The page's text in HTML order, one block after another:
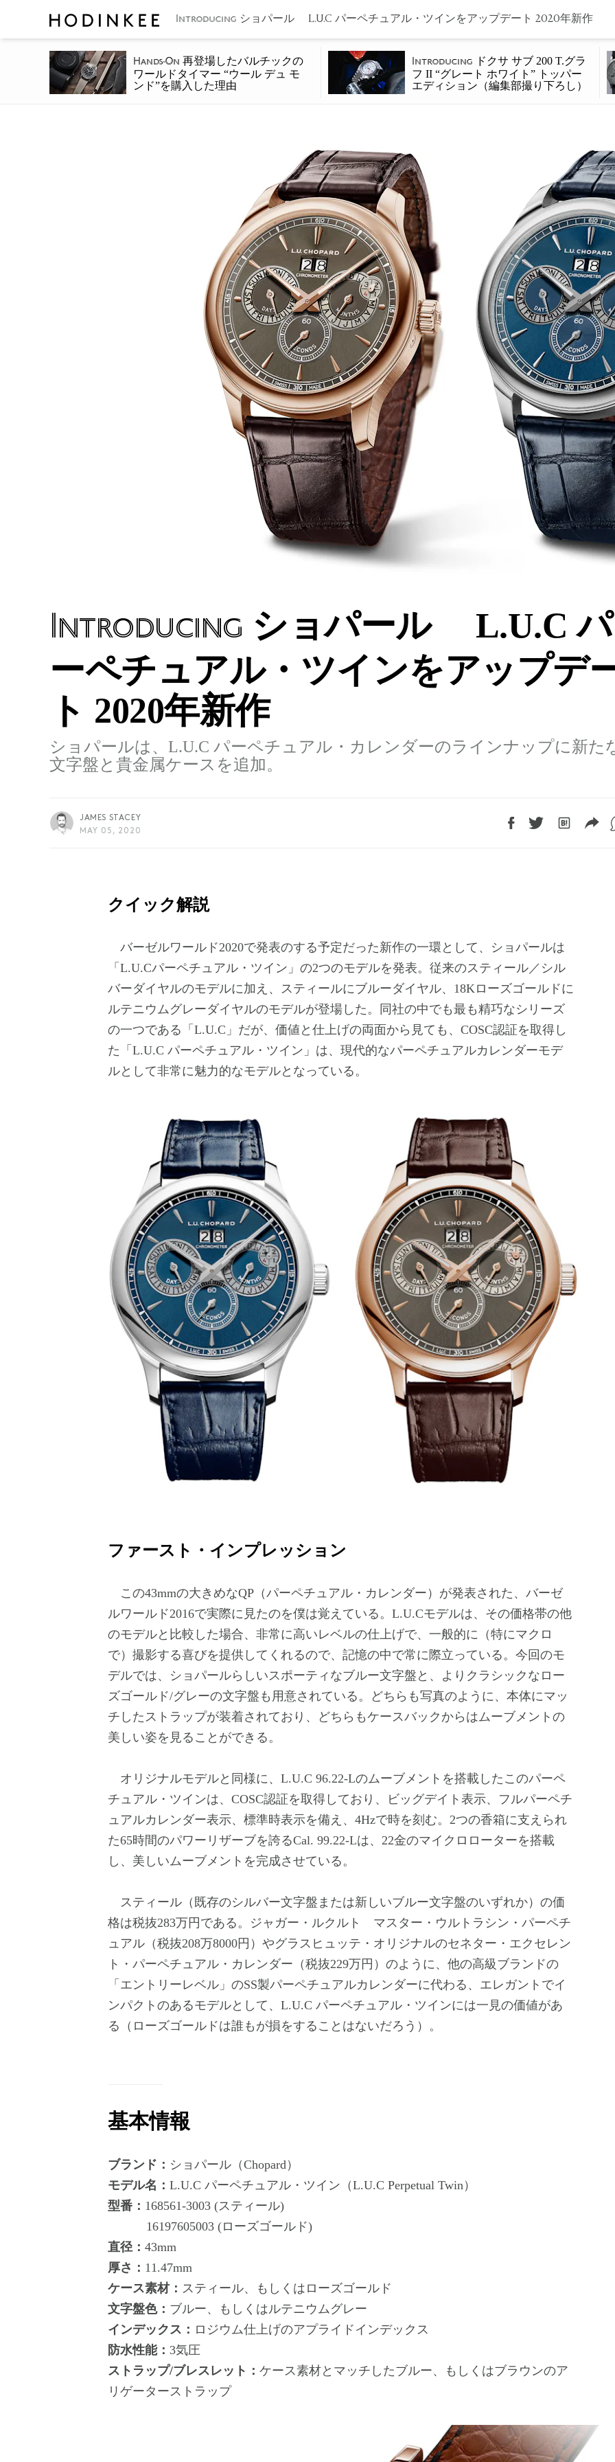
Introducing ショパール L.U.C パーペチュアル・ツインをアップデート 2020年新作
Hands-On 再登場したバルチックの
ワールドタイマー “ウール デュ モ
ンド”を購入した理由
Introducing
ドクサ サブ 200 T.グラ
フ II “グレート ホワイト” トッパー
エディション（編集部撮り下ろし）
Introducing ショパール L.U.C パ
ーペチュアル・ツインをアップデ
ト 2020年新作
ショパールは、L.U.C パーペチュアル・カレンダーのラインナップに新た
文字盤と貴金属ケースを追加。
JAMES STACEY
MAY 05, 2020
クイック解説
バーゼルワールド2020で発表のする予定だった新作の一環として、ショパールは
「L.U.Cパーペチュアル・ツイン」の2つのモデルを発表。従来のスティール／シル
バーダイヤルのモデルに加え、スティールにブルーダイヤル、18Kローズゴールドに
ルテニウムグレーダイヤルのモデルが登場した。同社の中でも最も精巧なシリーズ
の一つである「L.U.C」だが、価値と仕上げの両面から見ても、COSC認証を取得し
た「L.U.C パーペチュアル・ツイン」は、現代的なパーペチュアルカレンダーモデ
ルとして非常に魅力的なモデルとなっている。
ファースト・インプレッション
この43mmの大きめなQP（パーペチュアル・カレンダー）が発表された、バーゼ
ルワールド2016で実際に見たのを僕は覚えている。L.U.Cモデルは、その価格帯の他
のモデルと比較した場合、非常に高いレベルの仕上げで、一般的に（特にマクロ
で）撮影する喜びを提供してくれるので、記憶の中で常に際立っている。今回のモ
デルでは、ショパールらしいスポーティなブルー文字盤と、よりクラシックなロー
ズゴールド/グレーの文字盤も用意されている。どちらも写真のように、本体にマッ
チしたストラップが装着されており、どちらもケースバックからはムーブメントの
美しい姿を見ることができる。
オリジナルモデルと同様に、L.U.C 96.22-Lのムーブメントを搭載したこのパーペ
チュアル・ツインは、COSC認証を取得しており、ビッグデイト表示、フルパーペチ
ュアルカレンダー表示、標準時表示を備え、4Hzで時を刻む。2つの香箱に支えられ
た65時間のパワーリザーブを誇るCal. 99.22-Lは、22金のマイクロローターを搭載
し、美しいムーブメントを完成させている。
スティール（既存のシルバー文字盤または新しいブルー文字盤のいずれか）の価
格は税抜283万円である。ジャガー・ルクルト マスター・ウルトラシン・パーペチ
ュアル（税抜208万8000円）やグラスヒュッテ・オリジナルのセネター・エクセレン
ト・パーペチュアル・カレンダー（税抜229万円）のように、他の高級ブランドの
「エントリーレベル」のSS製パーペチュアルカレンダーに代わる、エレガントでイ
ンパクトのあるモデルとして、L.U.C パーペチュアル・ツインには一見の価値があ
る（ローズゴールドは誰もが損をすることはないだろう）。
基本情報
ブランド： ショパール（Chopard）
モデル名： L.U.C パーペチュアル・ツイン（L.U.C Perpetual Twin）
型番： 168561-3003 (スティール)
16197605003 (ローズゴールド)
直径： 43mm
厚さ： 11.47mm
ケース素材： スティール、もしくはローズゴールド
文字盤色： ブルー、もしくはルテニウムグレー
インデックス： ロジウム仕上げのアプライドインデックス
防水性能： 3気圧
ストラップ/ブレスレット： ケース素材とマッチしたブルー、もしくはブラウンのア
リゲーターストラップ